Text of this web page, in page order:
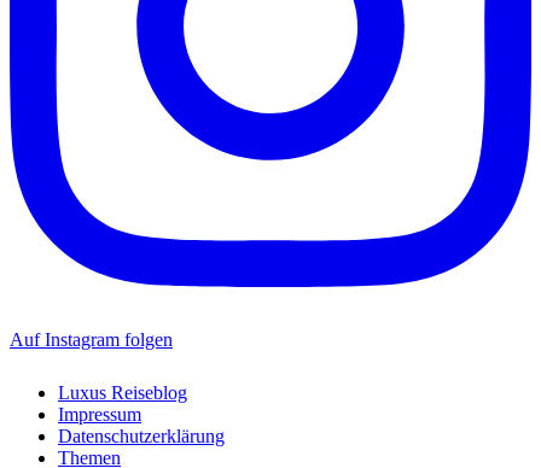
Auf Instagram folgen
Luxus Reiseblog
Impressum
Datenschutzerklärung
Themen